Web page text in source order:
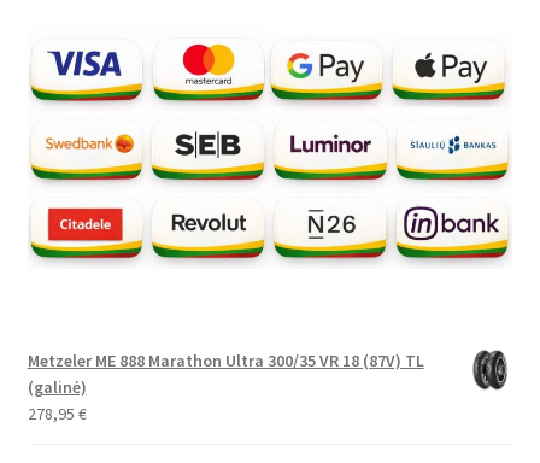
Metzeler ME 888 Marathon Ultra 300/35 VR 18 (87V) TL
(galinė)
278,95 €